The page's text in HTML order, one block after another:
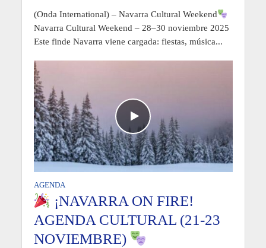
(Onda International) – Navarra Cultural Weekend
Navarra Cultural Weekend – 28–30 noviembre 2025
Este finde Navarra viene cargada: fiestas, música...
AGENDA
¡NAVARRA ON FIRE!
AGENDA CULTURAL (21-23
NOVIEMBRE)